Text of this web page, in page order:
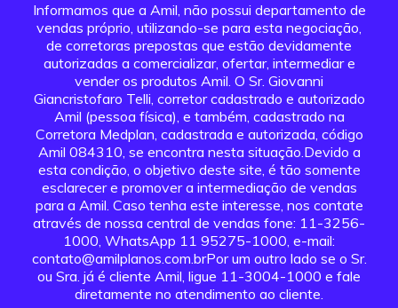
Informamos que a Amil, não possui departamento de
vendas próprio, utilizando-se para esta negociação,
de corretoras prepostas que estão devidamente
autorizadas a comercializar, ofertar, intermediar e
vender os produtos Amil. O Sr. Giovanni
Giancristofaro Telli, corretor cadastrado e autorizado
Amil (pessoa física), e também, cadastrado na
Corretora Medplan, cadastrada e autorizada, código
Amil 084310, se encontra nesta situação.Devido a
esta condição, o objetivo deste site, é tão somente
esclarecer e promover a intermediação de vendas
para a Amil. Caso tenha este interesse, nos contate
através de nossa central de vendas fone: 11-3256-
1000, WhatsApp 11 95275-1000, e-mail:
contato@amilplanos.com.brPor um outro lado se o Sr.
ou Sra. já é cliente Amil, ligue 11-3004-1000 e fale
diretamente no atendimento ao cliente.